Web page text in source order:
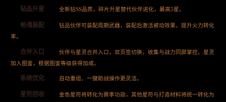
钻品升星 全新钻SS品质，碎片升星替代伙伴进化，最高5星。
枪魂装配
钻品伙伴可装配周期武器，装配后激活被动效果，提升火力转化
率。
合并入口
伙伴与星灵合并入口，双页签切换，收集与战力同屏掌控。星灵
加入图鉴，根据图鉴等级获得加成。
系统优化 自动重组、一键助战操作更灵活。
星符回收
金色星符将转化为赛季功勋，其他星符与打造材料将统一转化为